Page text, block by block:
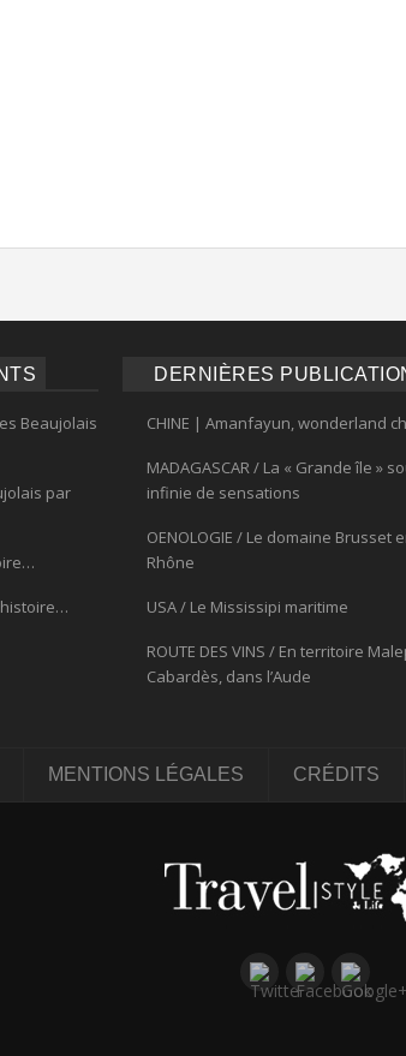
Beaujolais
par
histoire…
DERNIÈRES
CHINE | Amanfayun, wonderland
MADAGASCAR / La « Grande île »
infinie de sensations
OENOLOGIE / Le domaine Brusset
Rhône
USA / Le Mississipi maritime
ROUTE DES VINS / En territoire
Cabardès, dans l’Aude
MENTIONS LÉGALES CRÉDITS